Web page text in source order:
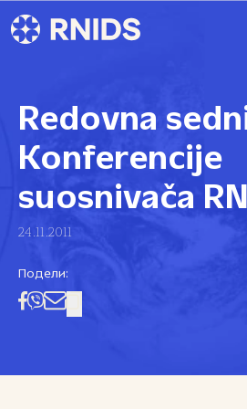
Redovna
Konferencije
suosnivača
24.11.2011
Подели: